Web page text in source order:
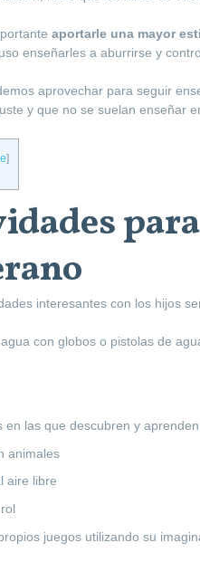
aportarle una mayor
enseñarles a aburrirse y
aprovechar para seguir
y que no se suelan enseñar
]
interesantes con los hijos
con globos o pistolas de
en las que descubren y
animales
aire libre
juegos utilizando su